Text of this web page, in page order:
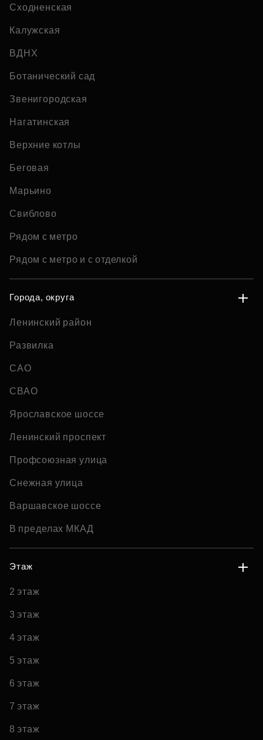
Сходненская
Калужская
ВДНХ
Ботанический сад
Звенигородская
Нагатинская
Верхние котлы
Беговая
Марьино
Свиблово
Рядом с метро
Рядом с метро и с отделкой
Города, округа
Ленинский район
Развилка
САО
СВАО
Ярославское шоссе
Ленинский проспект
Профсоюзная улица
Снежная улица
Варшавское шоссе
В пределах МКАД
Этаж
2 этаж
3 этаж
4 этаж
5 этаж
6 этаж
7 этаж
8 этаж